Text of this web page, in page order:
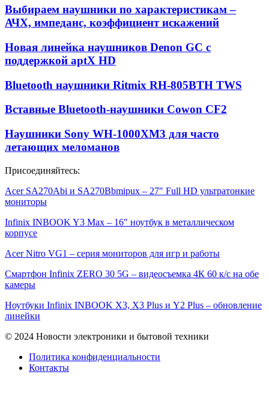
Выбираем наушники по характеристикам –
АЧХ, импеданс, коэффициент искажений
Новая линейка наушников Denon GC с
поддержкой aptX HD
Bluetooth наушники Ritmix RH-805BTH TWS
Вставные Bluetooth-наушники Cowon CF2
Наушники Sony WH-1000XM3 для часто
летающих меломанов
Присоединяйтесь:
Acer SA270Abi и SA270Bbmipux – 27″ Full HD ультратонкие
мониторы
Infinix INBOOK Y3 Max – 16″ ноутбук в металлическом
корпусе
Acer Nitro VG1 – серия мониторов для игр и работы
Смартфон Infinix ZERO 30 5G – видеосъемка 4К 60 к/с на обе
камеры
Ноутбуки Infinix INBOOK X3, X3 Plus и Y2 Plus – обновление
линейки
© 2024 Новости электроники и бытовой техники
Политика конфиденциальности
Контакты